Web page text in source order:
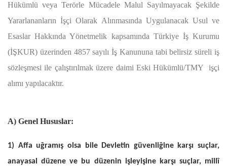
Hükümlü veya Terörle Mücadele Malul Sayılmayacak Şekilde
Yararlananların İşçi Olarak Alınmasında Uygulanacak Usul ve
Esaslar Hakkında Yönetmelik kapsamında Türkiye İş Kurumu
(İŞKUR) üzerinden 4857 sayılı İş Kanununa tabi belirsiz süreli iş
sözleşmesi ile çalıştırılmak üzere daimi Eski Hükümlü/TMY işçi
alımı yapılacaktır.
A) Genel Hususlar:
1) Affa uğramış olsa bile Devletin güvenliğine karşı suçlar,
anayasal düzene ve bu düzenin işleyişine karşı suçlar, millî